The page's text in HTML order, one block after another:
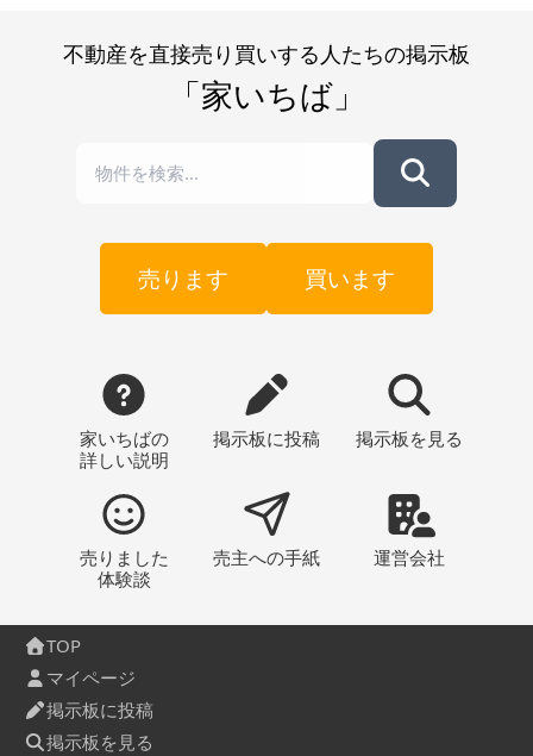
不動産を直接売り買いする人たちの掲示板
「家いちば」
売ります 買います
家いちばの
詳しい説明
掲示板に投稿 掲示板 を見る
売りました
体験談
売主への手紙 運営会社
TOP
マイページ
掲示板に投稿
掲示板を見る